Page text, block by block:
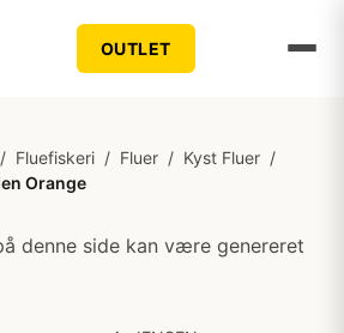
OUTLET
/ Fluefiskeri / Fluer / Kyst Fluer /
Orange
denne side kan være genereret